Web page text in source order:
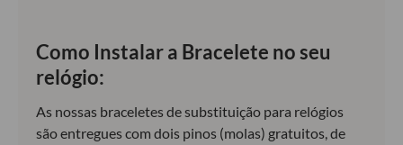
Como Instalar a Bracelete no seu
relógio:
As nossas braceletes de substituição para relógios
são entregues com dois pinos (molas) gratuitos, de